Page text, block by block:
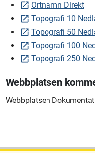
Ortnamn Direkt
Topografi 10
Topografi 50
Topografi 100
Topografi 250
Webbplatsen
Webbplatsen